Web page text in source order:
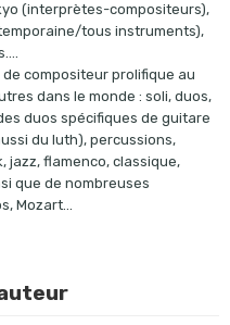
(interprètes-compositeurs),
tous instruments),
compositeur prolifique au
dans le monde : soli, duos,
duos spécifiques de guitare
du luth), percussions,
jazz, flamenco, classique,
que de nombreuses
Mozart…